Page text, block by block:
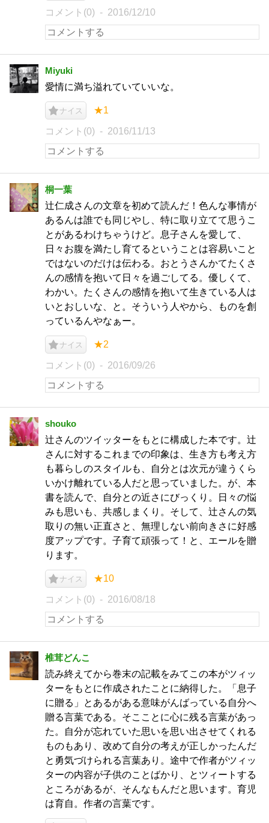
コメント(0) 2016/12/10
Miyuki
愛情に満ち溢れていていいな。
ナイス ★1
コメント(0) 2016/11/13
桐一葉
辻仁成さんの文章を初めて読んだ！色んな事情が
あるんは誰でも同じやし、特に取り立てて思うこ
とがあるわけちゃうけど。息子さんを愛して、
日々お腹を満たし育てるということは容易いこと
ではないのだけは伝わる。おとうさんかてたくさ
んの感情を抱いて日々を過ごしてる。優しくて、
わかい。たくさんの感情を抱いて生きている人は
いとおしいな、と。そういう人やから、ものを創
っているんやなぁー。
ナイス ★2
コメント(0) 2016/09/26
shouko
辻さんのツイッターをもとに構成した本です。辻
さんに対するこれまでの印象は、生き方も考え方
も暮らしのスタイルも、自分とは次元が違うくら
いかけ離れている人だと思っていました。が、本
書を読んで、自分との近さにびっくり。日々の悩
みも思いも、共感しまくり。そして、辻さんの気
取りの無い正直さと、無理しない前向きさに好感
度アップです。子育て頑張って！と、エールを贈
ります。
ナイス ★10
コメント(0) 2016/08/18
椎茸どんこ
読み終えてから巻末の記載をみてこの本がツィッ
ターをもとに作成されたことに納得した。「息子
に贈る」とあるがある意味がんばっている自分へ
贈る言葉である。そこことに心に残る言葉があっ
た。自分が忘れていた思いを思い出させてくれる
ものもあり、改めて自分の考えが正しかったんだ
と勇気づけられる言葉あり。途中で作者がツィッ
ターの内容が子供のことばかり、とツィートする
ところがあるが、そんなもんだと思います。育児
は育自。作者の言葉です。